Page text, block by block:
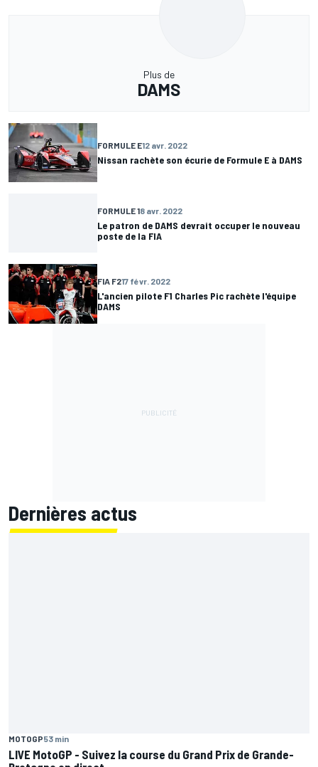
Plus de
DAMS
FORMULE E12 avr. 2022
Nissan rachète son écurie de Formule E à DAMS
FORMULE 18 avr. 2022
Le patron de DAMS devrait occuper le nouveau
poste de la FIA
FIA F217 févr. 2022
L'ancien pilote F1 Charles Pic rachète l'équipe
DAMS
Dernières actus
MOTOGP53 min
LIVE MotoGP - Suivez la course du Grand Prix de Grande-